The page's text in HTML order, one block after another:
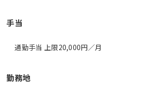
手当
通勤手当 上限20,000円／月
勤務地